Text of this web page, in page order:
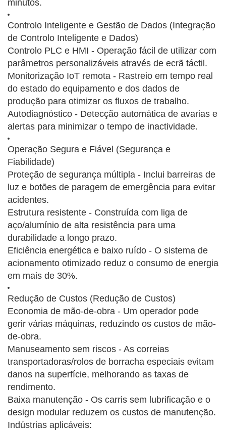
minutos.
Controlo Inteligente e Gestão de Dados (Integração
de Controlo Inteligente e Dados)
Controlo PLC e HMI - Operação fácil de utilizar com
parâmetros personalizáveis através de ecrã táctil.
Monitorização IoT remota - Rastreio em tempo real
do estado do equipamento e dos dados de
produção para otimizar os fluxos de trabalho.
Autodiagnóstico - Detecção automática de avarias e
alertas para minimizar o tempo de inactividade.
Operação Segura e Fiável (Segurança e
Fiabilidade)
Proteção de segurança múltipla - Inclui barreiras de
luz e botões de paragem de emergência para evitar
acidentes.
Estrutura resistente - Construída com liga de
aço/alumínio de alta resistência para uma
durabilidade a longo prazo.
Eficiência energética e baixo ruído - O sistema de
acionamento otimizado reduz o consumo de energia
em mais de 30%.
Redução de Custos (Redução de Custos)
Economia de mão-de-obra - Um operador pode
gerir várias máquinas, reduzindo os custos de mão-
de-obra.
Manuseamento sem riscos - As correias
transportadoras/rolos de borracha especiais evitam
danos na superfície, melhorando as taxas de
rendimento.
Baixa manutenção - Os carris sem lubrificação e o
design modular reduzem os custos de manutenção.
Indústrias aplicáveis: